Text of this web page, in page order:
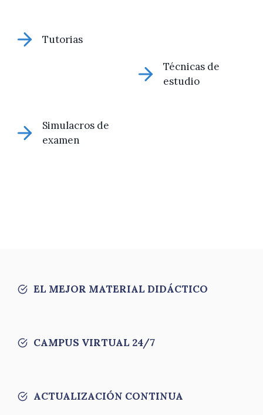
Tutorias
Técnicas de
estudio
Simulacros de
examen
EL MEJOR MATERIAL DIDÁCTICO
CAMPUS VIRTUAL 24/7
ACTUALIZACIÓN CONTINUA